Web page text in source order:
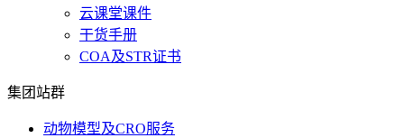
云课堂课件
干货手册
COA及STR证书
集团站群
动物模型及CRO服务